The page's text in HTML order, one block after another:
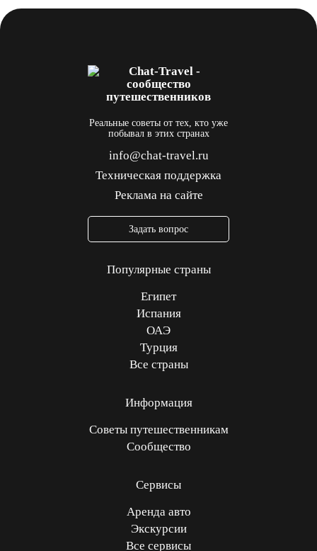
Реальные советы от тех, кто уже
побывал в этих странах
info@chat-travel.ru
Техническая поддержка
Реклама на сайте
Задать вопрос
Популярные страны
Египет
Испания
ОАЭ
Турция
Все страны
Информация
Советы путешественникам
Сообщество
Сервисы
Аренда авто
Экскурсии
Все сервисы